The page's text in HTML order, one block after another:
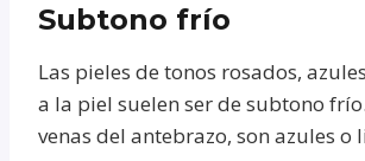
Subtono frío
Las pieles de tonos rosados,
a la piel suelen ser de subtono
venas del antebrazo, son azules o